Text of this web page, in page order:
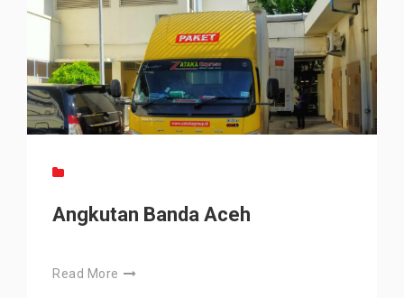
Angkutan Banda Aceh
Read More